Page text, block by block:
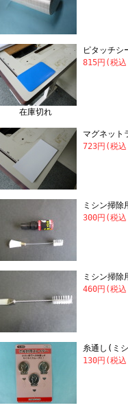
在庫切れ
ピタッチ
815円(税
マグネッ
723円(税
ミシン掃
300円(税
ミシン掃
460円(税
糸通し(ミ
130円(税